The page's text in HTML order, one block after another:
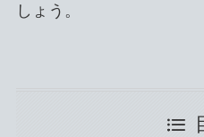
しょう。